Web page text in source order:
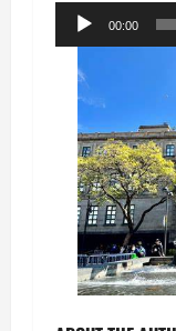
Reproductor
de
audio
00:00